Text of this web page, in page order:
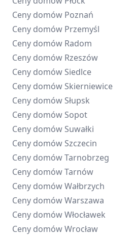
Ceny domów Poznań
Ceny domów Przemyśl
Ceny domów Radom
Ceny domów Rzeszów
Ceny domów Siedlce
Ceny domów Skierniewice
Ceny domów Słupsk
Ceny domów Sopot
Ceny domów Suwałki
Ceny domów Szczecin
Ceny domówTarnobrzeg
Ceny domówTarnów
Ceny domówWałbrzych
Ceny domówWarszawa
Ceny domówWłocławek
Ceny domówWrocław